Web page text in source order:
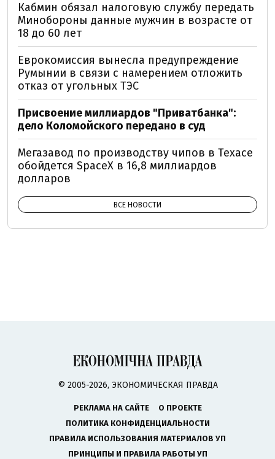
Кабмин обязал налоговую службу передать
Минобороны данные мужчин в возрасте от
18 до 60 лет
Еврокомиссия вынесла предупреждение
Румынии в связи с намерением отложить
отказ от угольных ТЭС
Присвоение миллиардов "Приватбанка":
дело Коломойского передано в суд
Мегазавод по производству чипов в Техасе
обойдется SpaceX в 16,8 миллиардов
долларов
ВСЕ НОВОСТИ
© 2005-2026, ЭКОНОМИЧЕСКАЯ ПРАВДА
РЕКЛАМА НА САЙТЕ
О ПРОЕКТЕ
ПОЛИТИКА КОНФИДЕНЦИАЛЬНОСТИ
ПРАВИЛА ИСПОЛЬЗОВАНИЯ МАТЕРИАЛОВ УП
ПРИНЦИПЫ И ПРАВИЛА РАБОТЫ УП